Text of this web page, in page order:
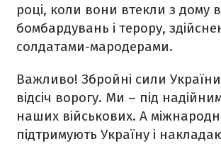
році, коли вони втекли з дому в
бомбардувань і терору,
солдатами-мародерами.
Важливо! Збройні сили
відсіч ворогу. Ми – під
наших військових. А
підтримують Україну і